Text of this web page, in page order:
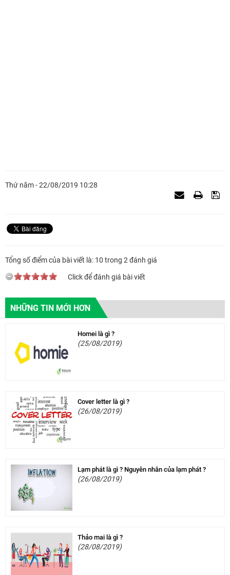
Thứ năm - 22/08/2019 10:28
Tổng số điểm của bài viết là: 10 trong 2 đánh giá
Click để đánh giá bài viết
NHỮNG TIN MỚI HƠN
Homei là gì ?
(25/08/2019)
Cover letter là gì ?
(26/08/2019)
Lạm phát là gì ? Nguyên nhân của lạm phát ?
(26/08/2019)
Thảo mai là gì ?
(28/08/2019)